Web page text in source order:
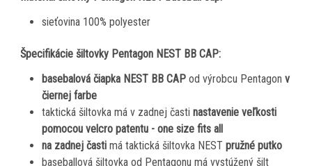
sieťovina 100% polyester
Špecifikácie šiltovky Pentagon NEST BB CAP:
basebalová čiapka NEST BB CAP od výrobcu Pentagon v
čiernej farbe
taktická šiltovka má v zadnej časti nastavenie veľkosti
pomocou velcro patentu - one size fits all
na zadnej časti má taktická šiltovka NEST pružné putko
baseballová šiltovka od Pentagonu má vystúžený šilt